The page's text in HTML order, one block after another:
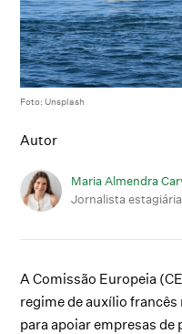
Foto: Unsplash
Autor
Maria Almendra
Jornalista estagiária
A Comissão Europeia
regime de auxílio francês
para apoiar empresas de